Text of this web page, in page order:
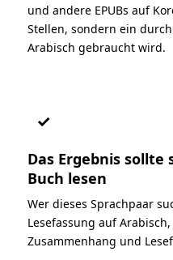
und andere EPUBs auf
Stellen, sondern ein
Arabisch gebraucht wird.
✓
Das Ergebnis
Buch lesen
Wer dieses Sprachpaar
Lesefassung auf
Zusammenhang und